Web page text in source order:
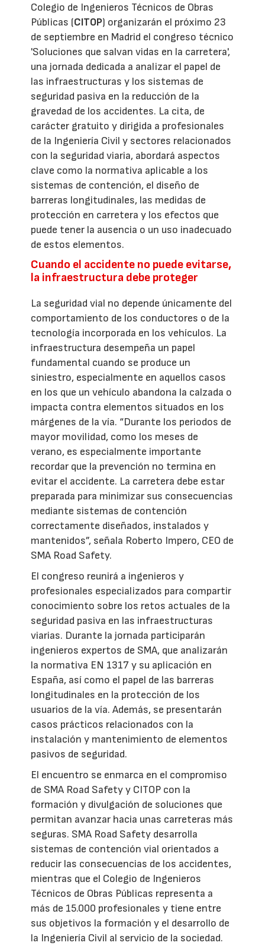
Colegio de Ingenieros Técnicos de Obras
Públicas (CITOP) organizarán el próximo 23
de septiembre en Madrid el congreso técnico
'Soluciones que salvan vidas en la carretera',
una jornada dedicada a analizar el papel de
las infraestructuras y los sistemas de
seguridad pasiva en la reducción de la
gravedad de los accidentes. La cita, de
carácter gratuito y dirigida a profesionales
de la Ingeniería Civil y sectores relacionados
con la seguridad viaria, abordará aspectos
clave como la normativa aplicable a los
sistemas de contención, el diseño de
barreras longitudinales, las medidas de
protección en carretera y los efectos que
puede tener la ausencia o un uso inadecuado
de estos elementos.
Cuando el accidente no puede evitarse,
la infraestructura debe proteger
La seguridad vial no depende únicamente del
comportamiento de los conductores o de la
tecnología incorporada en los vehículos. La
infraestructura desempeña un papel
fundamental cuando se produce un
siniestro, especialmente en aquellos casos
en los que un vehículo abandona la calzada o
impacta contra elementos situados en los
márgenes de la vía. “Durante los periodos de
mayor movilidad, como los meses de
verano, es especialmente importante
recordar que la prevención no termina en
evitar el accidente. La carretera debe estar
preparada para minimizar sus consecuencias
mediante sistemas de contención
correctamente diseñados, instalados y
mantenidos”, señala Roberto Impero, CEO de
SMA Road Safety.
El congreso reunirá a ingenieros y
profesionales especializados para compartir
conocimiento sobre los retos actuales de la
seguridad pasiva en las infraestructuras
viarias. Durante la jornada participarán
ingenieros expertos de SMA, que analizarán
la normativa EN 1317 y su aplicación en
España, así como el papel de las barreras
longitudinales en la protección de los
usuarios de la vía. Además, se presentarán
casos prácticos relacionados con la
instalación y mantenimiento de elementos
pasivos de seguridad.
El encuentro se enmarca en el compromiso
de SMA Road Safety y CITOP con la
formación y divulgación de soluciones que
permitan avanzar hacia unas carreteras más
seguras. SMA Road Safety desarrolla
sistemas de contención vial orientados a
reducir las consecuencias de los accidentes,
mientras que el Colegio de Ingenieros
Técnicos de Obras Públicas representa a
más de 15.000 profesionales y tiene entre
sus objetivos la formación y el desarrollo de
la Ingeniería Civil al servicio de la sociedad.